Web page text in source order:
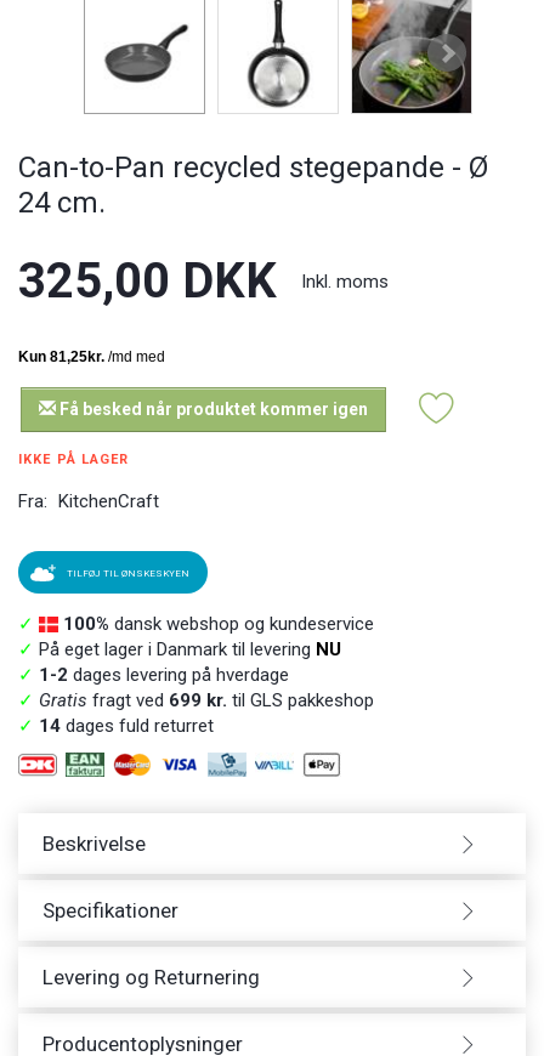
Can-to-Pan recycled stegepande - Ø
24 cm.
325,00 DKK Inkl. moms
Få besked når produktet kommer igen
IKKE PÅ LAGER
Fra: KitchenCraft
TILFØJ TIL ØNSKESKYEN
✓ 100% dansk webshop og kundeservice
✓ På eget lager i Danmark til levering NU
✓ 1-2 dages levering på hverdage
✓ Gratis fragt ved 699 kr. til GLS pakkeshop
✓ 14 dages fuld returret
Beskrivelse
Specifikationer
Levering og Returnering
Producentoplysninger